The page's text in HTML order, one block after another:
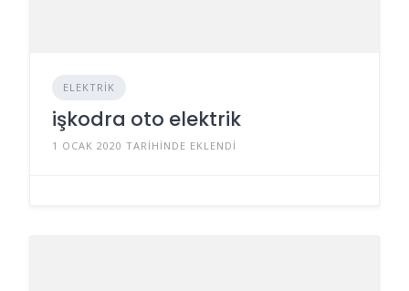
ELEKTRIK
işkodra oto elektrik
1 OCAK 2020 TARIHINDE EKLENDI